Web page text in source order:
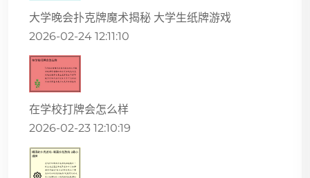
大学晚会扑克牌魔术揭秘 大学生纸牌游戏
2026-02-24 12:11:10
在学校打牌会怎么样
2026-02-23 12:10:19